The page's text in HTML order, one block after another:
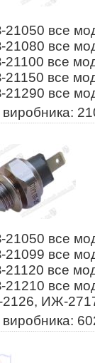
21050 все
21080 все
21100 все
21150 все
21290 все
виробника:
21050 все
21099 все
21120 все
21210 все
ИЖ-
виробника: